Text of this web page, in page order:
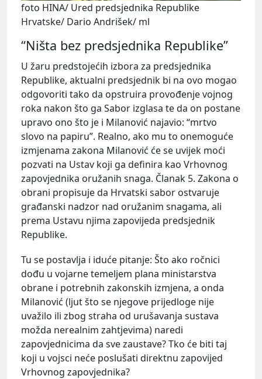
foto HINA/ Ured predsjednika Republike
Hrvatske/ Dario Andrišek/ ml
“Ništa bez predsjednika Republike”
U žaru predstojećih izbora za predsjednika
Republike, aktualni predsjednik bi na ovo mogao
odgovoriti tako da opstruira provođenje vojnog
roka nakon što ga Sabor izglasa te da on postane
upravo ono što je i Milanović najavio: “mrtvo
slovo na papiru”. Realno, ako mu to onemoguće
izmjenama zakona Milanović će se uvijek moći
pozvati na Ustav koji ga definira kao Vrhovnog
zapovjednika oružanih snaga. Članak 5. Zakona o
obrani propisuje da Hrvatski sabor ostvaruje
građanski nadzor nad oružanim snagama, ali
prema Ustavu njima zapovijeda predsjednik
Republike.
Tu se postavlja i iduće pitanje: Što ako ročnici
dođu u vojarne temeljem plana ministarstva
obrane i potrebnih zakonskih izmjena, a onda
Milanović (ljut što se njegove prijedloge nije
uvažilo ili zbog straha od urušavanja sustava
možda nerealnim zahtjevima) naredi
zapovjednicima da sve zaustave? Tko će biti taj
koji u vojsci neće poslušati direktnu zapovijed
Vrhovnog zapovjednika?